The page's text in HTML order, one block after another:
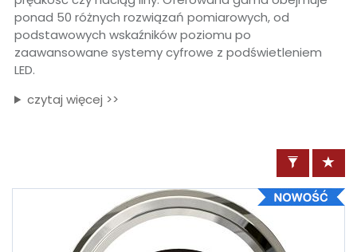
ponad 50 różnych rozwiązań pomiarowych, od
podstawowych wskaźników poziomu po
zaawansowane systemy cyfrowe z podświetleniem
LED.
czytaj więcej >>